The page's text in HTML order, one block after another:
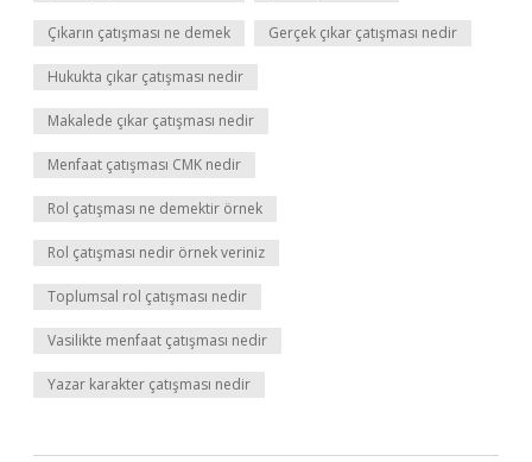
Çıkarın çatışması ne demek Gerçek çıkar çatışması nedir
Hukukta çıkar çatışması nedir
Makalede çıkar çatışması nedir
Menfaat çatışması CMK nedir
Rol çatışması ne demektir örnek
Rol çatışması nedir örnek veriniz
Toplumsal rol çatışması nedir
Vasilikte menfaat çatışması nedir
Yazar karakter çatışması nedir